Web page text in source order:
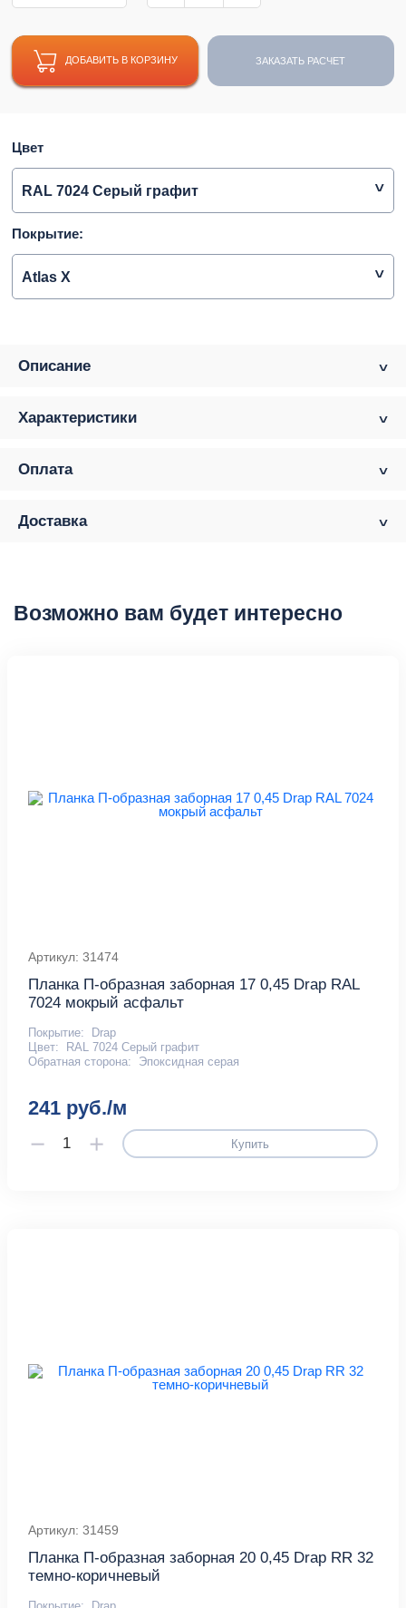
ДОБАВИТЬ В КОРЗИНУ ЗАКАЗАТЬ РАСЧЕТ
Цвет
RAL 7024 Серый графит
Покрытие:
Atlas X
Описание
Характеристики
Оплата
Доставка
Возможно вам будет интересно
Артикул: 31474
Планка П-образная заборная 17 0,45 Drap RAL
7024 мокрый асфальт
Покрытие:
Drap
Цвет:
RAL 7024 Серый графит
Обратная сторона:
Эпоксидная серая
241 руб./м
Купить
Артикул: 31459
Планка П-образная заборная 20 0,45 Drap RR 32
темно-коричневый